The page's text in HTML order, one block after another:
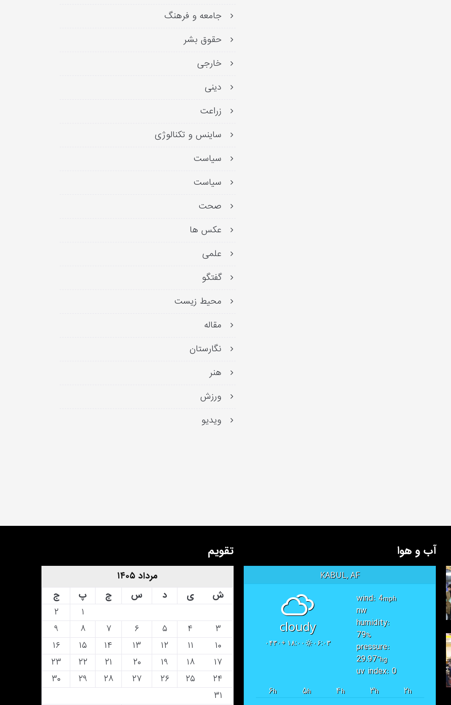
جامعه و فرهنگ
حقوق بشر
خارجی
دینی
زراعت
ساینس و تکنالوژی
سیاست
سیاست
صحت
عکس ها
علمی
گفتگو
محیط زیست
مقاله
نگارستان
هنر
ورزش
ویدیو
آب و هوا
KABUL, AF
cloudy
۰۶:۰۳ ۱۸:۰۰ +۰۴۳۰
wind: 4mph
nw
humidity:
79%
pressure:
29.97"hg
uv index: 0
۲h ۳h ۴h ۵h ۶h
تقویم
مرداد ۱۴۰۵
ش
ی د س چ پ
ج
۱
۲
۳
۴ ۵ ۶ ۷ ۸
۹
۱۰
۱۱ ۱۲ ۱۳ ۱۴ ۱۵
۱۶
۱۷
۱۸ ۱۹ ۲۰ ۲۱ ۲۲
۲۳
۲۴
۲۵ ۲۶ ۲۷ ۲۸ ۲۹
۳۰
۳۱